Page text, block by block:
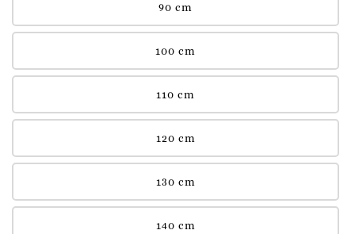
90 cm
100 cm
110 cm
120 cm
130 cm
140 cm